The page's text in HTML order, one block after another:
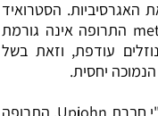
האגרסיביות. הסטרואיד
הינו אורלי הניגזר מ- methyltestosterone התרופה אינה גורמת
עודפת, וזאת בשל
יחסית.
התרופה הינה סטרואיד וטרינרי המיוצר ע"י חברת Upjohn. התרופה